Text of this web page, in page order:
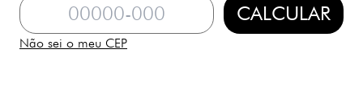
CALCULAR
Não sei o meu CEP